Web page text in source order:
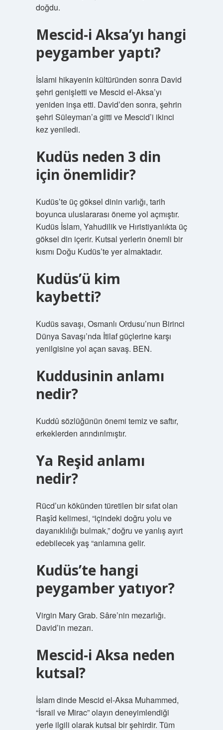
doğdu.
Mescid-i Aksa’yı hangi
peygamber yaptı?
İslami hikayenin kültüründen sonra David
şehri genişletti ve Mescid el-Aksa’yı
yeniden inşa etti. David’den sonra, şehrin
şehri Süleyman’a gitti ve Mescid’i ikinci
kez yeniledi.
Kudüs neden 3 din
için önemlidir?
Kudüs’te üç göksel dinin varlığı, tarih
boyunca uluslararası öneme yol açmıştır.
Kudüs İslam, Yahudilik ve Hıristiyanlıkta üç
göksel din içerir. Kutsal yerlerin önemli bir
kısmı Doğu Kudüs’te yer almaktadır.
Kudüs’ü kim
kaybetti?
Kudüs savaşı, Osmanlı Ordusu’nun Birinci
Dünya Savaşı’nda İtilaf güçlerine karşı
yenilgisine yol açan savaş. BEN.
Kuddusinin anlamı
nedir?
Kuddû sözlüğünün önemi temiz ve saftır,
erkeklerden arındırılmıştır.
Ya Reşid anlamı
nedir?
Rücd’un kökünden türetilen bir sıfat olan
Raşîd kelimesi, “içindeki doğru yolu ve
dayanıklılığı bulmak,” doğru ve yanlış ayırt
edebilecek yaş “anlamına gelir.
Kudüs’te hangi
peygamber yatıyor?
Virgin Mary Grab. Sâre’nin mezarlığı.
David’in mezarı.
Mescid-i Aksa neden
kutsal?
İslam dinde Mescid el-Aksa Muhammed,
“İsrail ve Mirac” olayın deneyimlendiği
yerle ilgili olarak kutsal bir şehirdir. Tüm